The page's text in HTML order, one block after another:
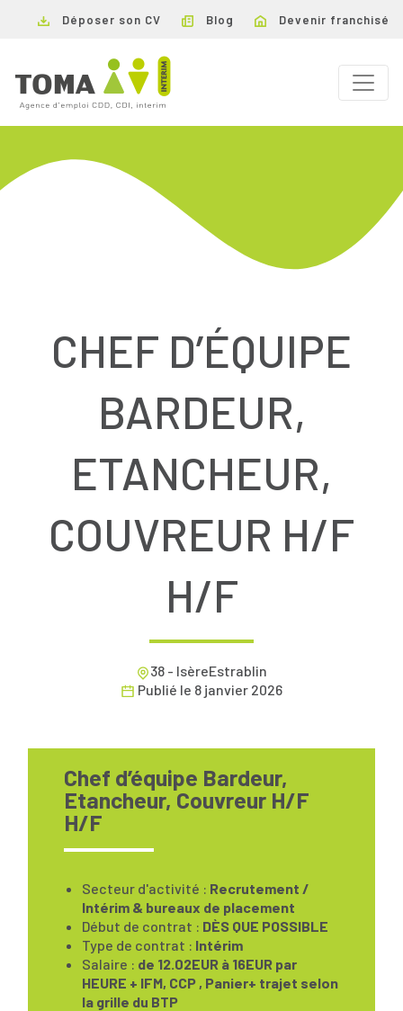
Déposer son CV Blog Devenir franchisé
CHEF D’ÉQUIPE
BARDEUR,
ETANCHEUR,
COUVREUR H/F
H/F
38 - IsèreEstrablin
Publié le 8 janvier 2026
Chef d’équipe Bardeur,
Etancheur, Couvreur H/F
H/F
Secteur d'activité : Recrutement /
Intérim & bureaux de placement
Début de contrat : DÈS QUE POSSIBLE
Type de contrat : Intérim
Salaire : de 12.02EUR à 16EUR par
HEURE + IFM, CCP , Panier+ trajet selon
la grille du BTP